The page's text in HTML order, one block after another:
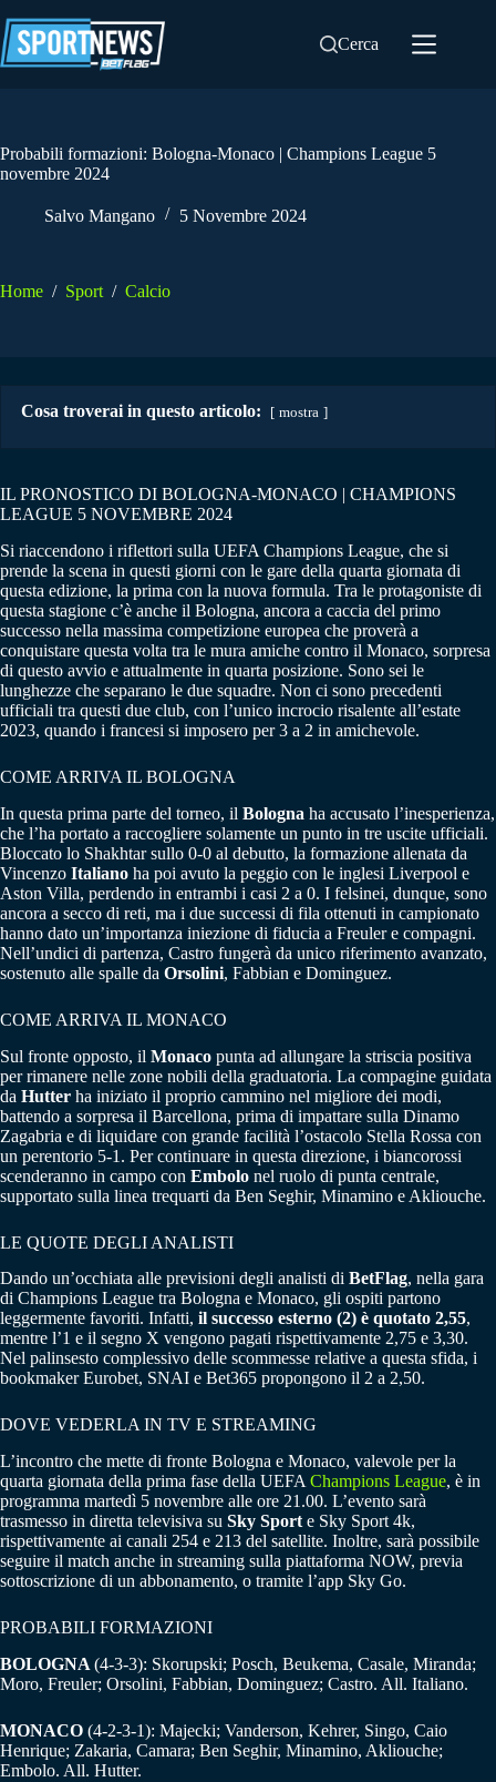
al
contenuto
Cerca
Probabili formazioni: Bologna-Monaco | Champions League 5
novembre 2024
Salvo Mangano 5 Novembre 2024
Home / Sport / Calcio
Cosa troverai in questo articolo: mostra
IL PRONOSTICO DI BOLOGNA-MONACO | CHAMPIONS
LEAGUE 5 NOVEMBRE 2024
Si riaccendono i riflettori sulla UEFA Champions League, che si
prende la scena in questi giorni con le gare della quarta giornata di
questa edizione, la prima con la nuova formula. Tra le protagoniste di
questa stagione c’è anche il Bologna, ancora a caccia del primo
successo nella massima competizione europea che proverà a
conquistare questa volta tra le mura amiche contro il Monaco, sorpresa
di questo avvio e attualmente in quarta posizione. Sono sei le
lunghezze che separano le due squadre. Non ci sono precedenti
ufficiali tra questi due club, con l’unico incrocio risalente all’estate
2023, quando i francesi si imposero per 3 a 2 in amichevole.
COME ARRIVA IL BOLOGNA
In questa prima parte del torneo, il Bologna ha accusato l’inesperienza,
che l’ha portato a raccogliere solamente un punto in tre uscite ufficiali.
Bloccato lo Shakhtar sullo 0-0 al debutto, la formazione allenata da
Vincenzo Italiano ha poi avuto la peggio con le inglesi Liverpool e
Aston Villa, perdendo in entrambi i casi 2 a 0. I felsinei, dunque, sono
ancora a secco di reti, ma i due successi di fila ottenuti in campionato
hanno dato un’importanza iniezione di fiducia a Freuler e compagni.
Nell’undici di partenza, Castro fungerà da unico riferimento avanzato,
sostenuto alle spalle da Orsolini, Fabbian e Dominguez.
COME ARRIVA IL MONACO
Sul fronte opposto, il Monaco punta ad allungare la striscia positiva
per rimanere nelle zone nobili della graduatoria. La compagine guidata
da Hutter ha iniziato il proprio cammino nel migliore dei modi,
battendo a sorpresa il Barcellona, prima di impattare sulla Dinamo
Zagabria e di liquidare con grande facilità l’ostacolo Stella Rossa con
un perentorio 5-1. Per continuare in questa direzione, i biancorossi
scenderanno in campo con Embolo nel ruolo di punta centrale,
supportato sulla linea trequarti da Ben Seghir, Minamino e Akliouche.
LE QUOTE DEGLI ANALISTI
Dando un’occhiata alle previsioni degli analisti di BetFlag, nella gara
di Champions League tra Bologna e Monaco, gli ospiti partono
leggermente favoriti. Infatti, il successo esterno (2) è quotato 2,55,
mentre l’1 e il segno X vengono pagati rispettivamente 2,75 e 3,30.
Nel palinsesto complessivo delle scommesse relative a questa sfida, i
bookmaker Eurobet, SNAI e Bet365 propongono il 2 a 2,50.
DOVE VEDERLA IN TV E STREAMING
L’incontro che mette di fronte Bologna e Monaco, valevole per la
quarta giornata della prima fase della UEFA Champions League, è in
programma martedì 5 novembre alle ore 21.00. L’evento sarà
trasmesso in diretta televisiva su Sky Sport e Sky Sport 4k,
rispettivamente ai canali 254 e 213 del satellite. Inoltre, sarà possibile
seguire il match anche in streaming sulla piattaforma NOW, previa
sottoscrizione di un abbonamento, o tramite l’app Sky Go.
PROBABILI FORMAZIONI
BOLOGNA (4-3-3): Skorupski; Posch, Beukema, Casale, Miranda;
Moro, Freuler; Orsolini, Fabbian, Dominguez; Castro. All. Italiano.
MONACO (4-2-3-1): Majecki; Vanderson, Kehrer, Singo, Caio
Henrique; Zakaria, Camara; Ben Seghir, Minamino, Akliouche;
Embolo. All. Hutter.